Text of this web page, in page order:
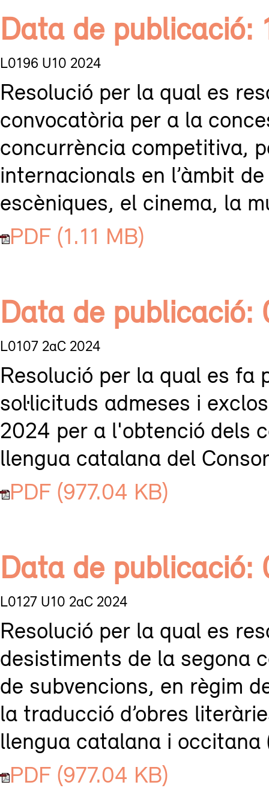
Data de
L0196 U10 2024
Resolució per la qual es
convocatòria per a la
concurrència competitiva,
internacionals en l’àmbit
escèniques, el cinema, la
PDF (1.11 MB)
Data de
L0107 2aC 2024
Resolució per la qual es fa
sol·licituds admeses i
2024 per a l'obtenció dels
llengua catalana del
PDF (977.04 KB)
Data de
L0127 U10 2aC 2024
Resolució per la qual es
desistiments de la segona
de subvencions, en règim
la traducció d’obres
llengua catalana i occitana
PDF (977.04 KB)